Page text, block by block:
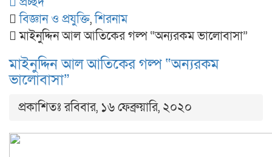
বিজ্ঞান ও প্রযুক্তি,শিরনাম
মাইনুদ্দিন আল আতিকের গল্প “অন্যরকম ভালোবাসা”
মাইনুদ্দিন আল আতিকের গল্প “অন্যরকম
ভালোবাসা”
প্রকাশিতঃ রবিবার, ১৬ ফেব্রুয়ারি, ২০২০